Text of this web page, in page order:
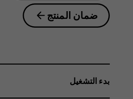
ضمان المنتج
بدء التشغيل